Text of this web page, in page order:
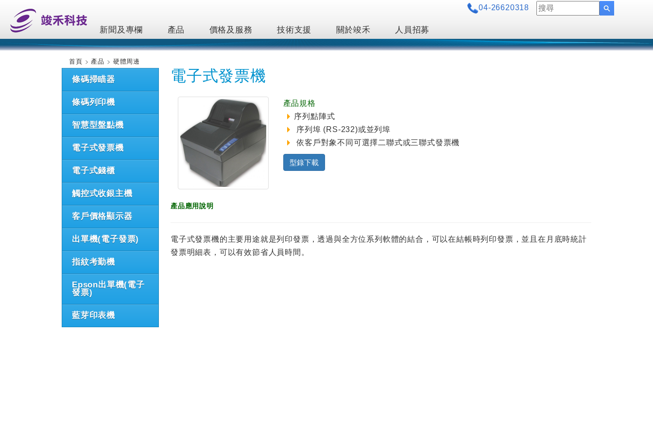
04-26620318
新聞及專欄 產品 價格及服務 技術支援 關於竣禾 人員招募
首頁 產品
硬體周邊
條碼掃瞄器
條碼列印機
智慧型盤點機
電子式發票機
電子式錢櫃
觸控式收銀主機
客戶價格顯示器
出單機(電子發票)
指紋考勤機
Epson出單機(電子
發票)
藍芽印表機
電子式發票機
產品規格
序列點陣式
序列埠 (RS-232)或並列埠
依客戶對象不同可選擇二聯式或三聯式發票機
產品應用說明
電子式發票機的主要用途就是列印發票，透過與全方位系列軟體的結合，可以在結帳時列印發票，並且在月底時統計
發票明細表，可以有效節省人員時間。